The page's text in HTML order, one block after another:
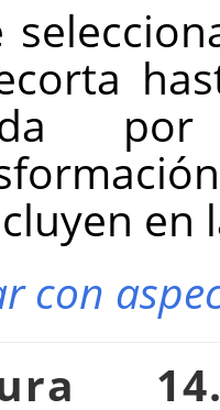
en
con